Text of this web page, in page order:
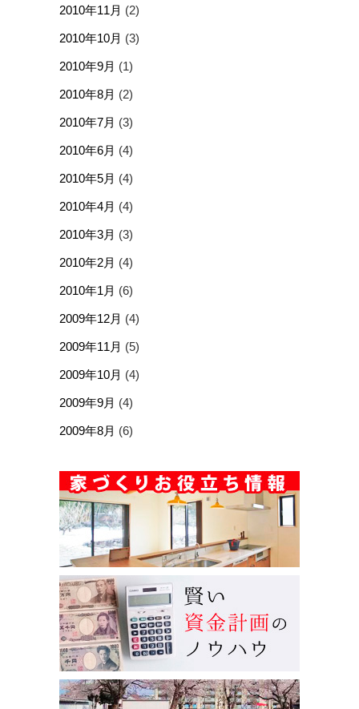
2010年11月 (2)
2010年10月 (3)
2010年9月 (1)
2010年8月 (2)
2010年7月 (3)
2010年6月 (4)
2010年5月 (4)
2010年4月 (4)
2010年3月 (3)
2010年2月 (4)
2010年1月 (6)
2009年12月 (4)
2009年11月 (5)
2009年10月 (4)
2009年9月 (4)
2009年8月 (6)